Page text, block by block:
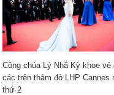
Công chúa Lý Nhã Kỳ khoe vẻ
các trên thảm đỏ LHP Cannes
thứ 2